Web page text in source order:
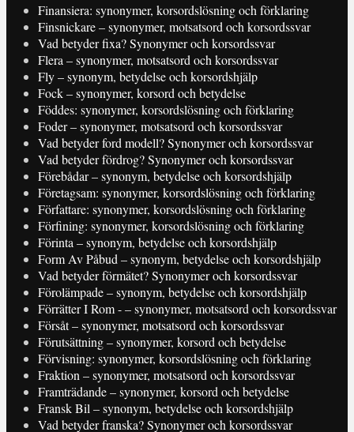
Finansiera: synonymer, korsordslösning och förklaring
Finsnickare – synonymer, motsatsord och korsordssvar
Vad betyder fixa? Synonymer och korsordssvar
Flera – synonymer, motsatsord och korsordssvar
Fly – synonym, betydelse och korsordshjälp
Fock – synonymer, korsord och betydelse
Föddes: synonymer, korsordslösning och förklaring
Foder – synonymer, motsatsord och korsordssvar
Vad betyder ford modell? Synonymer och korsordssvar
Vad betyder fördrog? Synonymer och korsordssvar
Förebådar – synonym, betydelse och korsordshjälp
Företagsam: synonymer, korsordslösning och förklaring
Författare: synonymer, korsordslösning och förklaring
Förfining: synonymer, korsordslösning och förklaring
Förinta – synonym, betydelse och korsordshjälp
Form Av Påbud – synonym, betydelse och korsordshjälp
Vad betyder förmätet? Synonymer och korsordssvar
Förolämpade – synonym, betydelse och korsordshjälp
Förrätter I Rom - – synonymer, motsatsord och korsordssvar
Försåt – synonymer, motsatsord och korsordssvar
Förutsättning – synonymer, korsord och betydelse
Förvisning: synonymer, korsordslösning och förklaring
Fraktion – synonymer, motsatsord och korsordssvar
Framträdande – synonymer, korsord och betydelse
Fransk Bil – synonym, betydelse och korsordshjälp
Vad betyder franska? Synonymer och korsordssvar